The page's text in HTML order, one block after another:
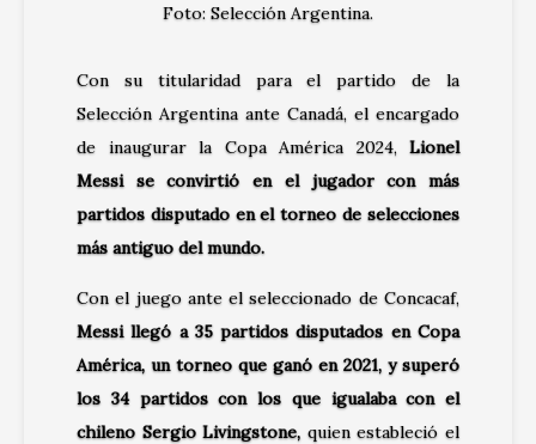
Foto: Selección Argentina.
Con su titularidad para el partido de la
Selección Argentina ante Canadá, el encargado
de inaugurar la Copa América 2024, Lionel
Messi se convirtió en el jugador con más
partidos disputado en el torneo de selecciones
más antiguo del mundo.
Con el juego ante el seleccionado de Concacaf,
Messi llegó a 35 partidos disputados en Copa
América, un torneo que ganó en 2021, y superó
los 34 partidos con los que igualaba con el
chileno Sergio Livingstone, quien estableció el